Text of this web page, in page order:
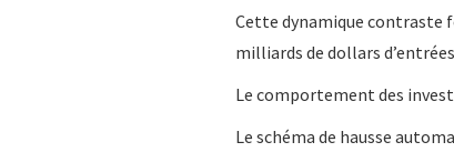
Cette dynamique contraste
milliards de dollars
Le comportement des
Le schéma de hausse